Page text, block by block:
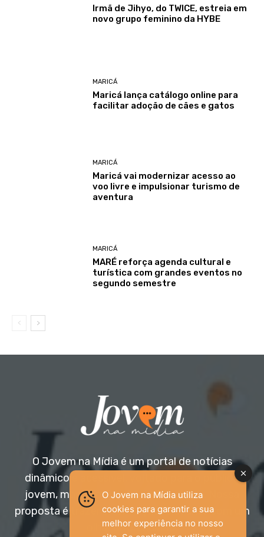
Irmã de Jihyo, do TWICE, estreia em
novo grupo feminino da HYBE
MARICÁ
Maricá lança catálogo online para
facilitar adoção de cães e gatos
MARICÁ
Maricá vai modernizar acesso ao
voo livre e impulsionar turismo de
aventura
MARICÁ
MARÉ reforça agenda cultural e
turística com grandes eventos no
segundo semestre
O Jovem na Mídia é um portal de notícias
dinâmico e acessível, voltado para o público
jovem, mas aberto a todas as idades. Nossa
proposta é trazer informação relevante com um
olhar diferenciado.
O Jovem na Mídia utiliza
cookies para garantir a sua
melhor experiência no nosso